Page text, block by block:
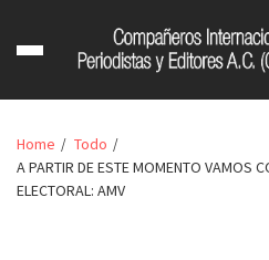
Home
Todo
A PARTIR DE ESTE MOMENTO VAMOS
ELECTORAL: AMV